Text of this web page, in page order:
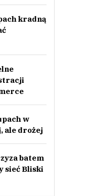
kradną
w
ale drożej
batem
sieć Bliski